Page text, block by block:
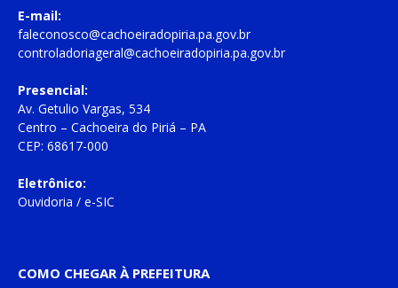
E-mail:
faleconosco@cachoeiradopiria.pa.gov.br
controladoriageral@cachoeiradopiria.pa.gov.br
Presencial:
Av. Getulio Vargas, 534
Centro – Cachoeira do Piriá – PA
CEP: 68617-000
Eletrônico:
Ouvidoria / e-SIC
COMO CHEGAR À PREFEITURA